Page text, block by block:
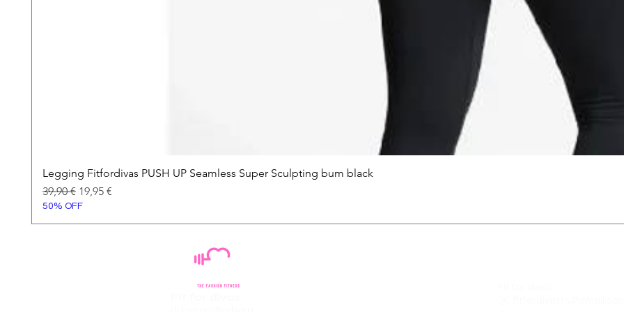
Legging Fitfordivas PUSH UP Seamless Super Sculpting bum black
Prezzo regolare
39,90 € Prezzo scontato
19,95 €
50% OFF